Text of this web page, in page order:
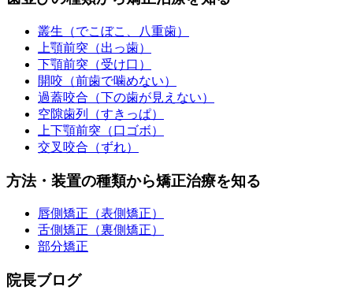
叢生（でこぼこ、八重歯）
上顎前突（出っ歯）
下顎前突（受け口）
開咬（前歯で噛めない）
過蓋咬合（下の歯が見えない）
空隙歯列（すきっぱ）
上下顎前突（口ゴボ）
交叉咬合（ずれ）
方法・装置の種類から矯正治療を知る
唇側矯正（表側矯正）
舌側矯正（裏側矯正）
部分矯正
院長ブログ